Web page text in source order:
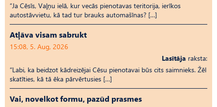
“Ja Cēsīs, Vaļņu ielā, kur vecās pienotavas teritorija, ierīkos
autostāvvietu, kā tad tur brauks automašīnas? […]
Atļāva visam sabrukt
15:08, 5. Aug, 2026
Lasītāja raksta:
“Labi, ka beidzot kādreizējai Cēsu pienotavai būs cits saimnieks. Žēl
skatīties, kā tā ēka pārvērtusies […]
Vai, novelkot formu, pazūd prasmes